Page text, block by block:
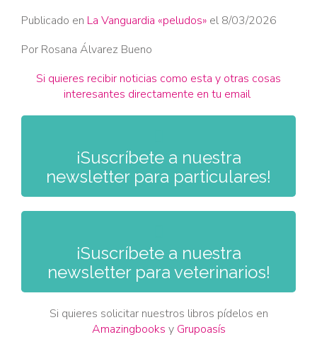
Publicado en La Vanguardia «peludos» el 8/03/2026
Por Rosana Álvarez Bueno
Si quieres recibir noticias como esta y otras cosas
interesantes directamente en tu email
¡Suscríbete a nuestra
newsletter para particulares!
¡Suscríbete a nuestra
newsletter para veterinarios!
Si quieres solicitar nuestros libros pídelos en
Amazingbooks y Grupoasís